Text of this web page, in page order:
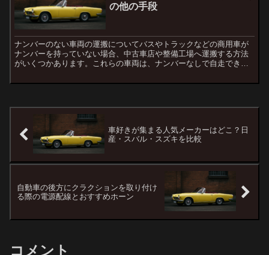
の他の手段
ナンバーのない車両の運搬についてバスやトラックなどの商用車が
ナンバーを持っていない場合、中古車店や整備工場へ運搬する方法
がいくつかあります。これらの車両は、ナンバーなしで自走できな
な...
車好きが集まる人気メーカーはどこ？日
産・スバル・スズキを比較
自動車の後方にクラクションを取り付け
る際の電源配線とおすすめホーン
コメント